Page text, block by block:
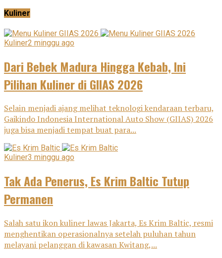
Kuliner
Kuliner2 minggu ago
Dari Bebek Madura Hingga Kebab, Ini
Pilihan Kuliner di GIIAS 2026
Selain menjadi ajang melihat teknologi kendaraan terbaru,
Gaikindo Indonesia International Auto Show (GIIAS) 2026
juga bisa menjadi tempat buat para...
Kuliner3 minggu ago
Tak Ada Penerus, Es Krim Baltic Tutup
Permanen
Salah satu ikon kuliner lawas Jakarta, Es Krim Baltic, resmi
menghentikan operasionalnya setelah puluhan tahun
melayani pelanggan di kawasan Kwitang,...